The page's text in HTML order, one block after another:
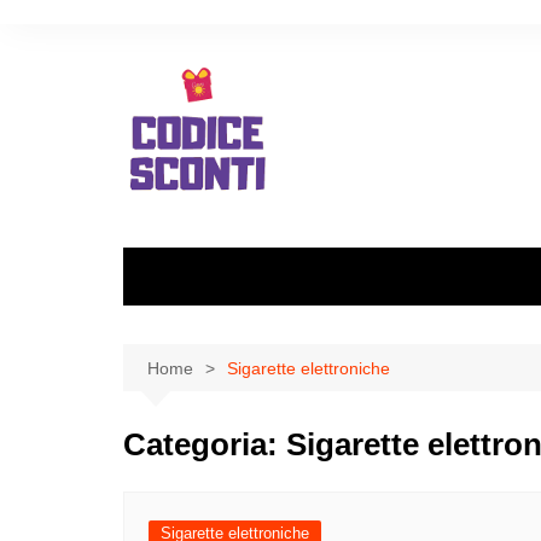
Home Sigarette elettroniche
Categoria: Sigarette
Sigarette elettroniche